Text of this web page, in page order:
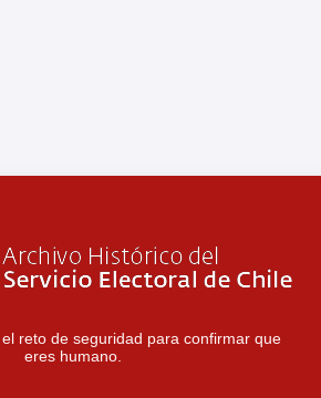
reto de seguridad para confirmar que
eres humano.